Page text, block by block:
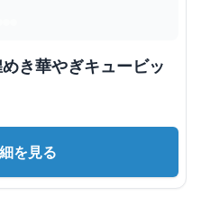
き華やぎキュービッ
を見る